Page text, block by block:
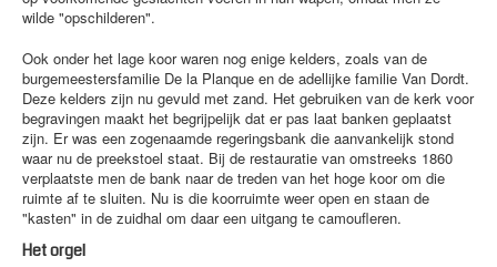
wilde "opschilderen".
Ook onder het lage koor waren nog enige kelders, zoals van de
burgemeestersfamilie De la Planque en de adellijke familie Van Dordt.
Deze kelders zijn nu gevuld met zand. Het gebruiken van de kerk voor
begravingen maakt het begrijpelijk dat er pas laat banken geplaatst
zijn. Er was een zogenaamde regeringsbank die aanvankelijk stond
waar nu de preekstoel staat. Bij de restauratie van omstreeks 1860
verplaatste men de bank naar de treden van het hoge koor om die
ruimte af te sluiten. Nu is die koorruimte weer open en staan de
"kasten" in de zuidhal om daar een uitgang te camoufleren.
Het orgel